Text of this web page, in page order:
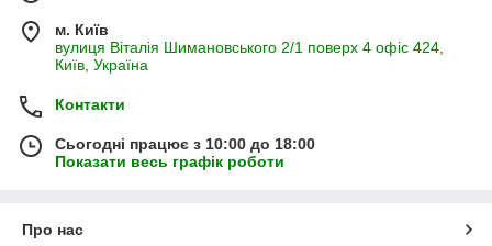
м. Київ
вулиця Віталія Шимановського 2/1 поверх 4 офіс 424,
Київ, Україна
Контакти
Сьогодні працює з 10:00 до 18:00
Показати весь графік роботи
Про нас